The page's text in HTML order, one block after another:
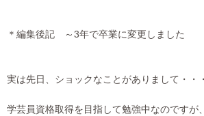
＊編集後記 ～3年で卒業に変更しました
実は先日、ショックなことがありまして・・・
学芸員資格取得を目指して勉強中なのですが